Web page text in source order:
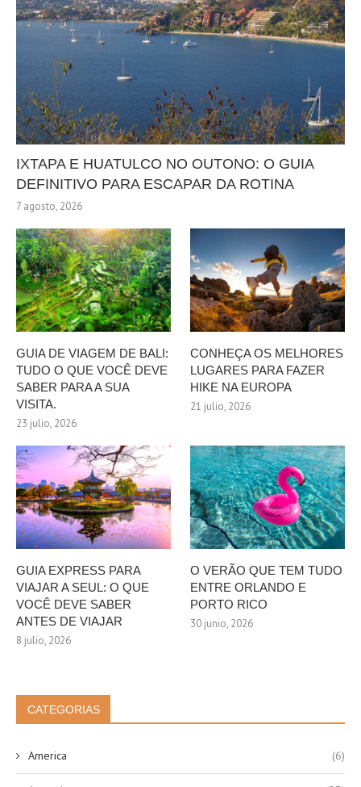
IXTAPA E HUATULCO NO OUTONO: O GUIA
DEFINITIVO PARA ESCAPAR DA ROTINA
7 agosto, 2026
GUIA DE VIAGEM DE BALI:
TUDO O QUE VOCÊ DEVE
SABER PARA A SUA
VISITA.
23 julio, 2026
CONHEÇA OS MELHORES
LUGARES PARA FAZER
HIKE NA EUROPA
21 julio, 2026
GUIA EXPRESS PARA
VIAJAR A SEUL: O QUE
VOCÊ DEVE SABER
ANTES DE VIAJAR
8 julio, 2026
O VERÃO QUE TEM TUDO
ENTRE ORLANDO E
PORTO RICO
30 junio, 2026
CATEGORIAS
America (6)